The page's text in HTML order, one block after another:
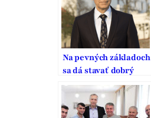
Na pevných základoch
sa dá stavať dobrý
domov